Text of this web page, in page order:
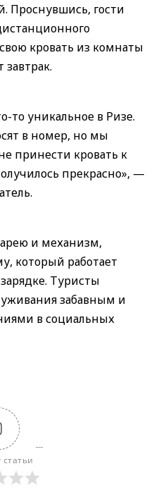
Проснувшись, гости
кровать из комнаты
то уникальное в Ризе.
в номер, но мы
принести кровать к
прекрасно», —
и механизм,
который работает
Туристы
забавным и
в социальных